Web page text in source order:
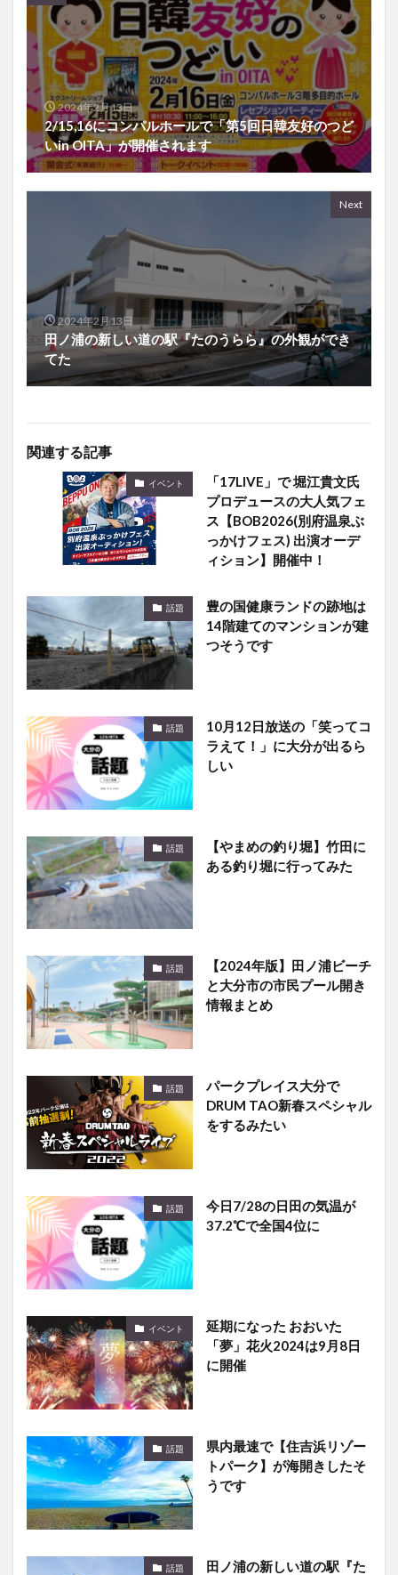
2024年2月13日
2/15,16にコンパルホールで「第5回日韓友好のつど
いin OITA」が開催されます
Next
2024年2月13日
田ノ浦の新しい道の駅『たのうらら』の外観ができ
てた
関連する記事
イベント
「17LIVE」で 堀江貴文氏
プロデュースの大人気フェ
ス【BOB2026(別府温泉ぶ
っかけフェス) 出演オーデ
ィション】開催中！
話題
豊の国健康ランドの跡地は
14階建てのマンションが建
つそうです
話題
10月12日放送の「笑ってコ
ラえて！」に大分が出るら
しい
話題
【やまめの釣り堀】竹田に
ある釣り堀に行ってみた
話題
【2024年版】田ノ浦ビーチ
と大分市の市民プール開き
情報まとめ
話題
パークプレイス大分で
DRUM TAO新春スペシャル
をするみたい
話題
今日7/28の日田の気温が
37.2℃で全国4位に
イベント
延期になった おおいた
「夢」花火2024は9月8日
に開催
話題
県内最速で【住吉浜リゾー
トパーク】が海開きしたそ
うです
話題
田ノ浦の新しい道の駅『た